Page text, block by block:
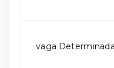
vaga